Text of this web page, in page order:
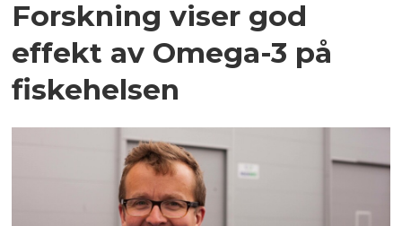
Forskning viser god
effekt av Omega-3 på
fiskehelsen